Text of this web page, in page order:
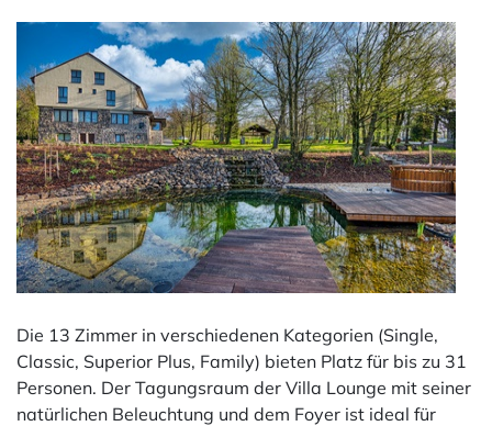
Die 13 Zimmer in verschiedenen Kategorien (Single,
Classic, Superior Plus, Family) bieten Platz für bis zu 31
Personen. Der Tagungsraum der Villa Lounge mit seiner
natürlichen Beleuchtung und dem Foyer ist ideal für